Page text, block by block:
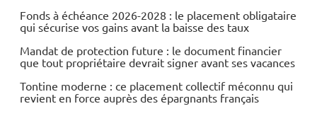
Fonds à échéance 2026-2028 : le placement obligataire
qui sécurise vos gains avant la baisse des taux
Mandat de protection future : le document financier
que tout propriétaire devrait signer avant ses vacances
Tontine moderne : ce placement collectif méconnu qui
revient en force auprès des épargnants français